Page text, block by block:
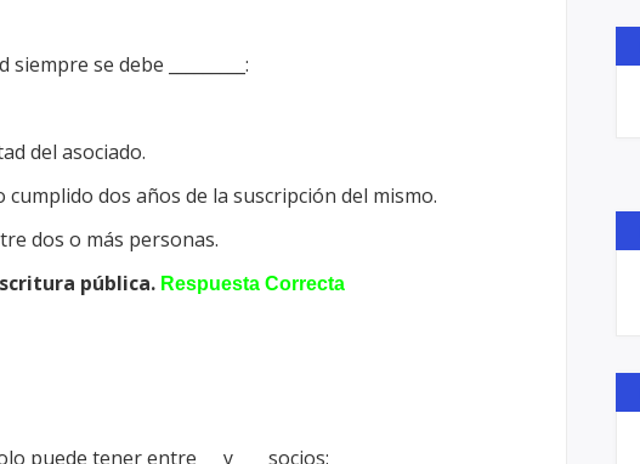
se debe _________:
del asociado.
dos años de la suscripción del mismo.
dos o más personas.
pública. Respuesta Correcta
puede tener entre __ y ___ socios: